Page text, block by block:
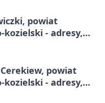
otwarcia
powiat
kozielski - adresy,
powiat
kozielski - adresy,